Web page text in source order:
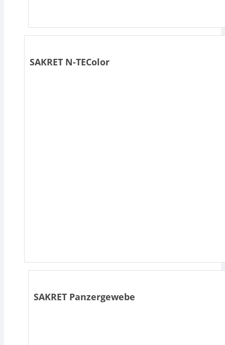
SAKRET N-TEColor
SAKRET Panzergewebe